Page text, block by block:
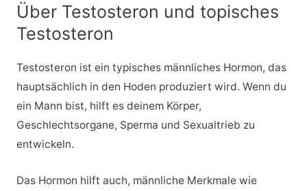
Über Testosteron und topisches
Testosteron
Testosteron ist ein typisches männliches Hormon, das
hauptsächlich in den Hoden produziert wird. Wenn du
ein Mann bist, hilft es deinem Körper,
Geschlechtsorgane, Sperma und Sexualtrieb zu
entwickeln.
Das Hormon hilft auch, männliche Merkmale wie